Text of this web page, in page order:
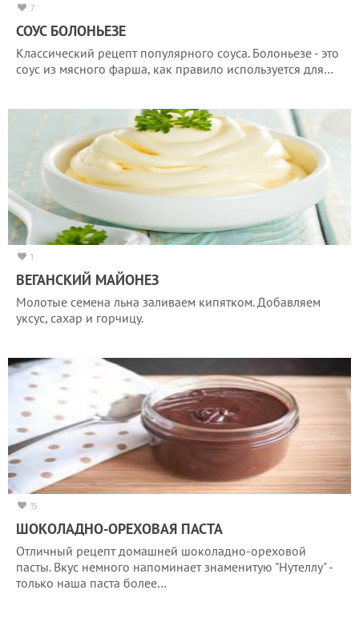
7
СОУС БОЛОНЬЕЗЕ
Классический рецепт популярного соуса. Болоньезе - это
соус из мясного фарша, как правило используется для…
1
ВЕГАНСКИЙ МАЙОНЕЗ
Молотые семена льна заливаем кипятком. Добавляем
уксус, сахар и горчицу.
15
ШОКОЛАДНО-ОРЕХОВАЯ ПАСТА
Отличный рецепт домашней шоколадно-ореховой
пасты. Вкус немного напоминает знаменитую "Нутеллу" -
только наша паста более…